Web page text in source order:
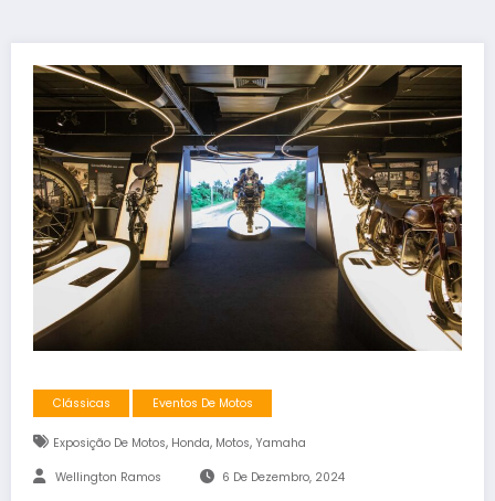
Clássicas Eventos De Motos
Exposição De Motos, Honda, Motos, Yamaha
Wellington Ramos 6 De Dezembro, 2024